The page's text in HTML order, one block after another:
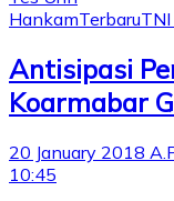
HankamTerbaru
Antisipasi
Koarmabar
20 January 2018
10:45